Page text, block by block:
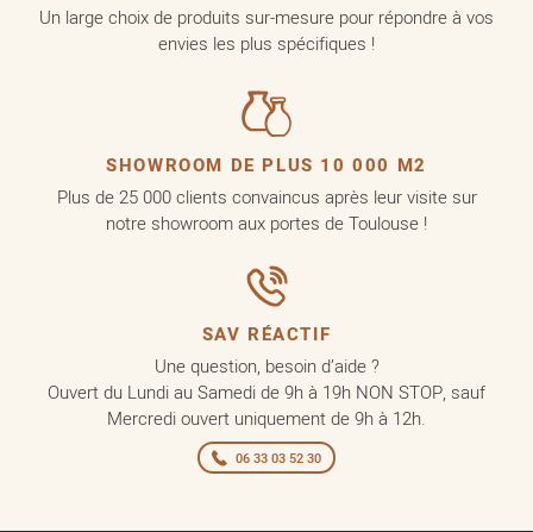
Un large choix de produits sur-mesure pour répondre à vos
envies les plus spécifiques !
SHOWROOM DE PLUS 10 000 M2
Plus de 25 000 clients convaincus après leur visite sur
notre showroom aux portes de Toulouse !
SAV RÉACTIF
Une question, besoin d’aide ?
Ouvert du Lundi au Samedi de 9h à 19h NON STOP, sauf
Mercredi ouvert uniquement de 9h à 12h.
06 33 03 52 30